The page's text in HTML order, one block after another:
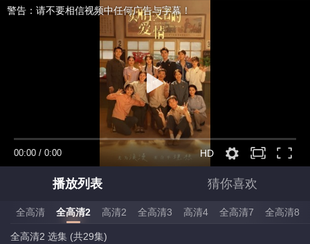
00:00 / 0:00 HD
警告：请不要相信视频中任何广告与字幕！
播放列表 猜你喜欢
全高清 全高清2 高清2 全高清3 高清4 全高清7 全高清8
全高清2 选集 (共29集)